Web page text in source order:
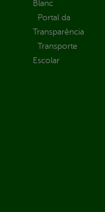
Blanc
Portal da
Transparência
Transporte
Escolar